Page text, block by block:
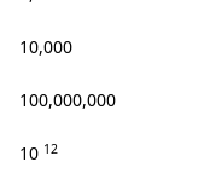
10,000
100,000,000
10 12